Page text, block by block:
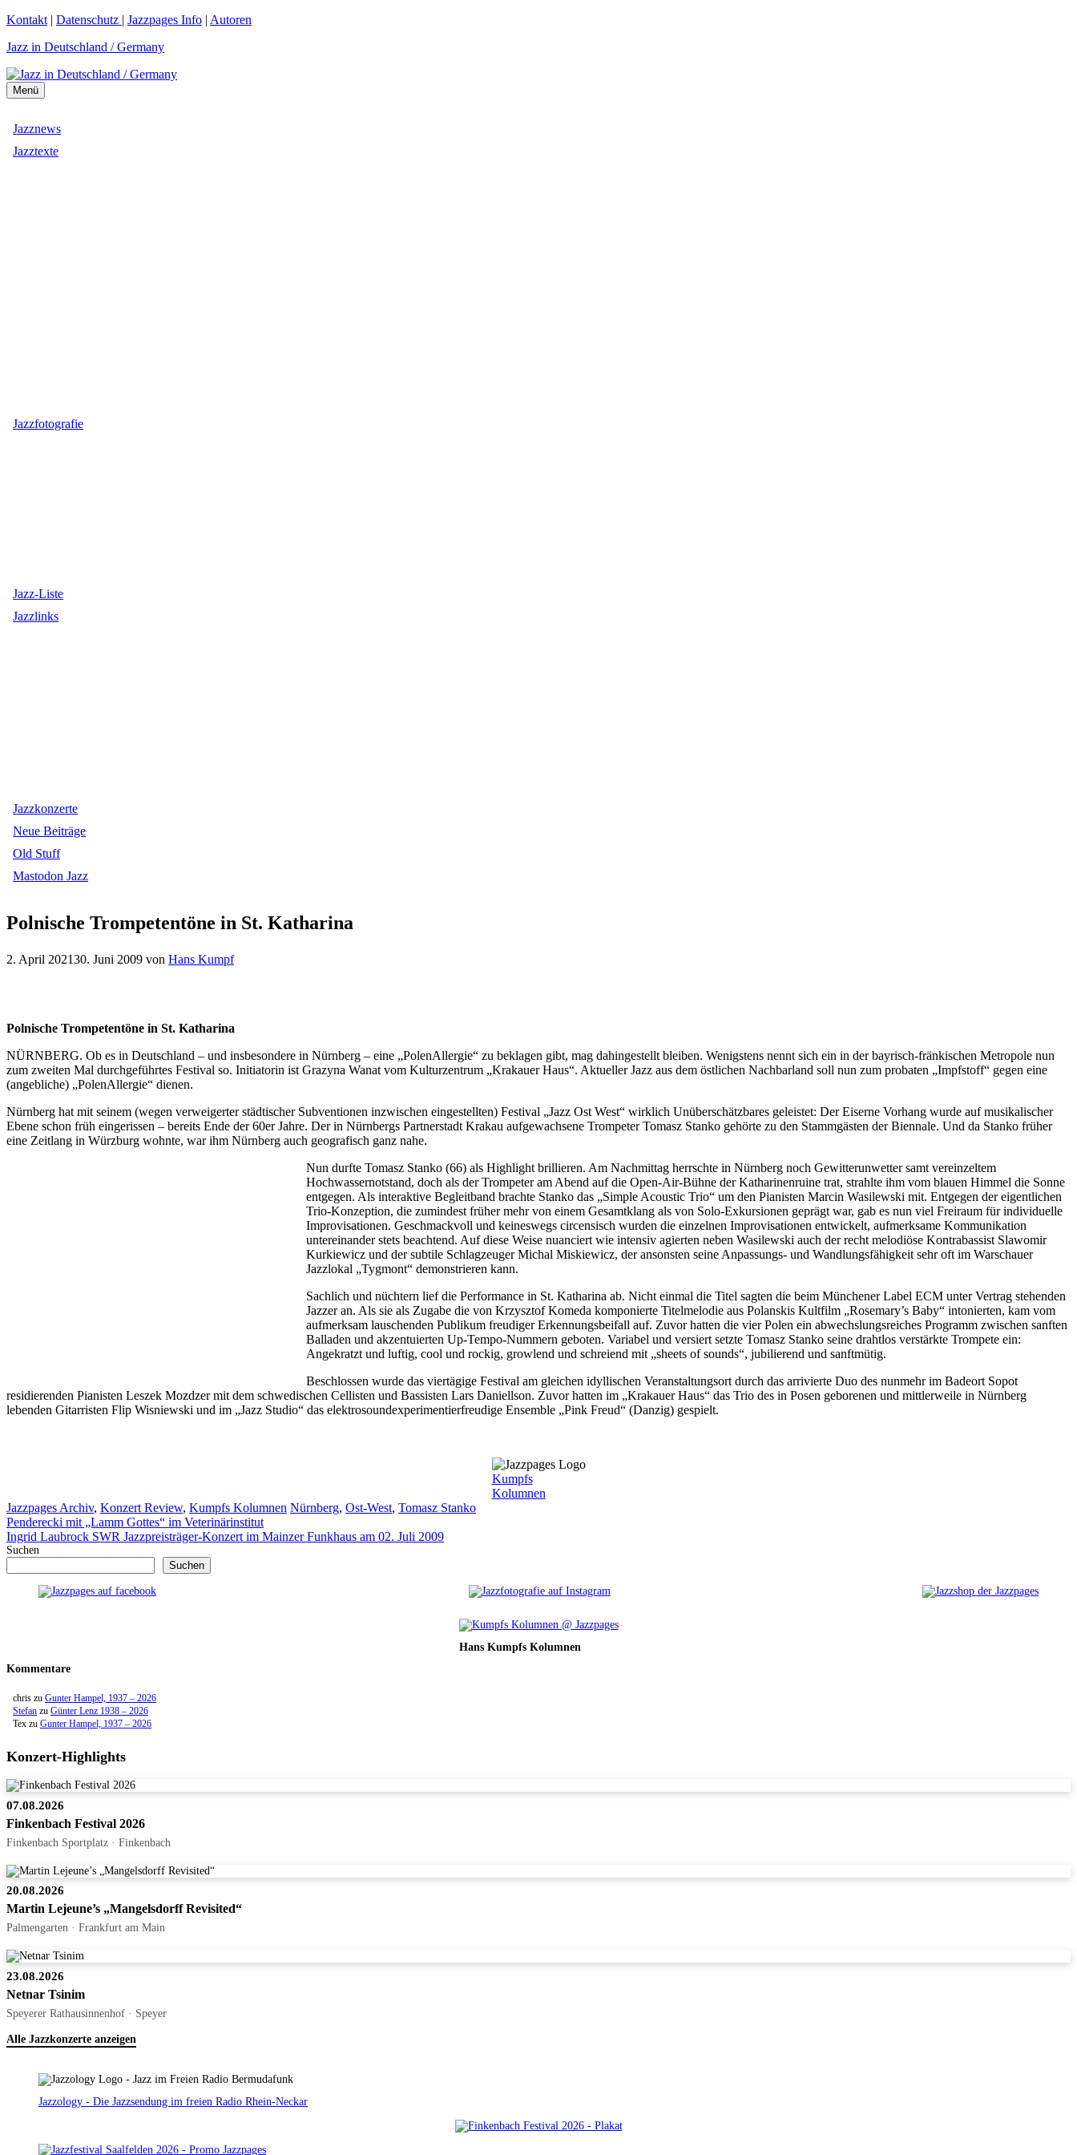
Zum
springen
Kontakt | Datenschutz | Jazzpages Info | Autoren
Jazz in Deutschland / Germany
Menü
Jazznews
Jazztexte
Jazzfotografie
Jazz-Liste
Jazzlinks
Jazzkonzerte
Neue Beiträge
Old Stuff
Mastodon Jazz
Polnische Trompetentöne in St. Katharina
2. April 202130. Juni 2009 von Hans Kumpf
Polnische Trompetentöne in St. Katharina
NÜRNBERG. Ob es in Deutschland – und insbesondere in Nürnberg – eine „PolenAllergie“ zu beklagen gibt, mag dahingestellt bleiben. Wenigstens nennt sich ein in der bayrisch-fränkischen Metropole nun
zum zweiten Mal durchgeführtes Festival so. Initiatorin ist Grazyna Wanat vom Kulturzentrum „Krakauer Haus“. Aktueller Jazz aus dem östlichen Nachbarland soll nun zum probaten „Impfstoff“ gegen eine
(angebliche) „PolenAllergie“ dienen.
Nürnberg hat mit seinem (wegen verweigerter städtischer Subventionen inzwischen eingestellten) Festival „Jazz Ost West“ wirklich Unüberschätzbares geleistet: Der Eiserne Vorhang wurde auf musikalischer
Ebene schon früh eingerissen – bereits Ende der 60er Jahre. Der in Nürnbergs Partnerstadt Krakau aufgewachsene Trompeter Tomasz Stanko gehörte zu den Stammgästen der Biennale. Und da Stanko früher
eine Zeitlang in Würzburg wohnte, war ihm Nürnberg auch geografisch ganz nahe.
Nun durfte Tomasz Stanko (66) als Highlight brillieren. Am Nachmittag herrschte in Nürnberg noch Gewitterunwetter samt vereinzeltem
Hochwassernotstand, doch als der Trompeter am Abend auf die Open-Air-Bühne der Katharinenruine trat, strahlte ihm vom blauen Himmel die Sonne
entgegen. Als interaktive Begleitband brachte Stanko das „Simple Acoustic Trio“ um den Pianisten Marcin Wasilewski mit. Entgegen der eigentlichen
Trio-Konzeption, die zumindest früher mehr von einem Gesamtklang als von Solo-Exkursionen geprägt war, gab es nun viel Freiraum für individuelle
Improvisationen. Geschmackvoll und keineswegs circensisch wurden die einzelnen Improvisationen entwickelt, aufmerksame Kommunikation
untereinander stets beachtend. Auf diese Weise nuanciert wie intensiv agierten neben Wasilewski auch der recht melodiöse Kontrabassist Slawomir
Kurkiewicz und der subtile Schlagzeuger Michal Miskiewicz, der ansonsten seine Anpassungs- und Wandlungsfähigkeit sehr oft im Warschauer
Jazzlokal „Tygmont“ demonstrieren kann.
Sachlich und nüchtern lief die Performance in St. Katharina ab. Nicht einmal die Titel sagten die beim Münchener Label ECM unter Vertrag stehenden
Jazzer an. Als sie als Zugabe die von Krzysztof Komeda komponierte Titelmelodie aus Polanskis Kultfilm „Rosemary’s Baby“ intonierten, kam vom
aufmerksam lauschenden Publikum freudiger Erkennungsbeifall auf. Zuvor hatten die vier Polen ein abwechslungsreiches Programm zwischen sanften
Balladen und akzentuierten Up-Tempo-Nummern geboten. Variabel und versiert setzte Tomasz Stanko seine drahtlos verstärkte Trompete ein:
Angekratzt und luftig, cool und rockig, growlend und schreiend mit „sheets of sounds“, jubilierend und sanftmütig.
Beschlossen wurde das viertägige Festival am gleichen idyllischen Veranstaltungsort durch das arrivierte Duo des nunmehr im Badeort Sopot
residierenden Pianisten Leszek Mozdzer mit dem schwedischen Cellisten und Bassisten Lars Daniellson. Zuvor hatten im „Krakauer Haus“ das Trio des in Posen geborenen und mittlerweile in Nürnberg
lebenden Gitarristen Flip Wisniewski und im „Jazz Studio“ das elektrosoundexperimentierfreudige Ensemble „Pink Freud“ (Danzig) gespielt.
Kumpfs
Kolumnen
Kategorien
Jazzpages Archiv, Konzert Review, Kumpfs Kolumnen Schlagwörter
Nürnberg, Ost-West, Tomasz Stanko
Penderecki mit „Lamm Gottes“ im Veterinärinstitut
Ingrid Laubrock SWR Jazzpreisträger-Konzert im Mainzer Funkhaus am 02. Juli 2009
Suchen
Suchen
Hans Kumpfs Kolumnen
Kommentare
chris zu Gunter Hampel, 1937 – 2026
Stefan zu Günter Lenz 1938 – 2026
Tex zu Gunter Hampel, 1937 – 2026
Konzert-Highlights
07.08.2026
Finkenbach Festival 2026
Finkenbach Sportplatz · Finkenbach
20.08.2026
Martin Lejeune’s „Mangelsdorff Revisited“
Palmengarten · Frankfurt am Main
23.08.2026
Netnar Tsinim
Speyerer Rathausinnenhof · Speyer
Alle Jazzkonzerte anzeigen
Jazzology - Die Jazzsendung im freien Radio Rhein-Neckar